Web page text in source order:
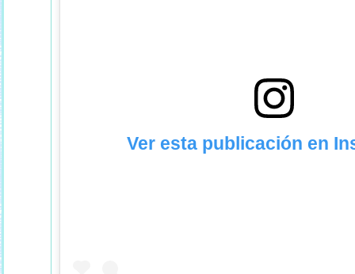
Ver esta publicación en